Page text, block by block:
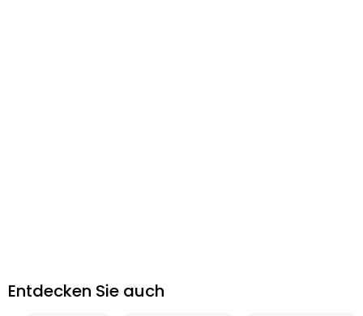
Entdecken Sie auch